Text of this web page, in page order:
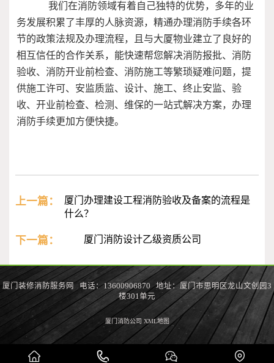
我们在消防领域有着自己独特的优势，多年的业
务发展积累了丰厚的人脉资源，精通办理消防手续各环
节的政策法规及办理流程，且与大厦物业建立了良好的
相互信任的合作关系，能快速帮您解决消防报批、消防
验收、消防开业前检查、消防施工等繁琐疑难问题，提
供施工许可、安监质监、设计、施工、终止安监、验
收、开业前检查、检测、维保的一站式解决方案，办理
消防手续更加方便快捷。
上一篇：
厦门办理建设工程消防验收及备案的流程是
什么？
下一篇： 厦门消防设计乙级资质公司
厦门装修消防服务网 电话：13600906870 地址：厦门市思明区龙山文创园3
楼301单元
厦门消防公司 XML地图